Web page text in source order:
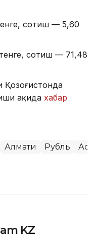
сотиш — 5,60
сотиш — 71,48
Қозоғистонда
ҳақида хабар
Алмати Рубль
KZ